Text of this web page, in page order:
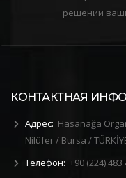
решении
КОНТАКТНАЯ
Адрес: Hasanağa
Nilüfer / Bursa /
Телефон: +90 (224) 483